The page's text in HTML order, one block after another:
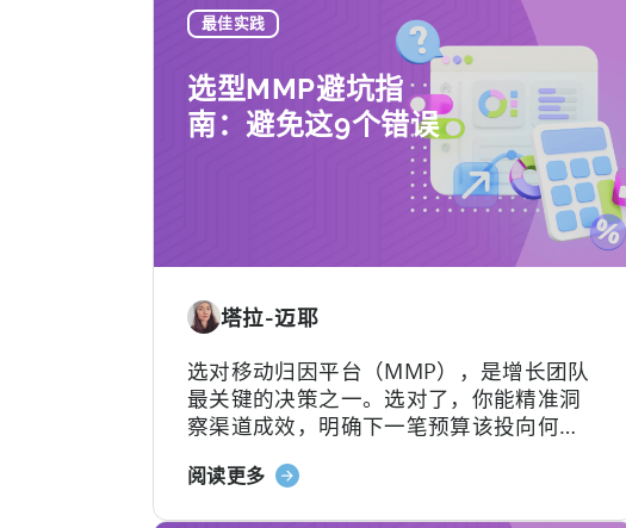
何
使
用
AI
助
SDK
集
成：
开
发
者
指
南》
最佳实践
选型MMP避坑指
南：避免这9个错误
塔拉-迈耶
选对移动归因平台（MMP），是增长团队
最关键的决策之一。选对了，你能精准洞
察渠道成效，明确下一笔预算该投向何
本用不转的平台，还可能陷入“提工单没人
阅读更多关